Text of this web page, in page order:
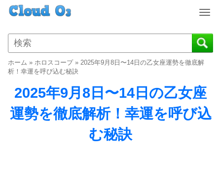
T
g
g
a
v
i
g
ホーム » ホロスコープ» 2025年9月8日〜14日の乙女座運勢を徹底解
析！幸運を呼び込む秘訣
2025年9月8日〜14日の乙女座
運勢を徹底解析！幸運を呼び込
む秘訣